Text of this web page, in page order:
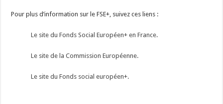
Pour plus d’information sur le FSE+, suivez ces liens :
Le site du Fonds Social Européen+ en France.
Le site de la Commission Européenne.
Le site du Fonds social européen+.